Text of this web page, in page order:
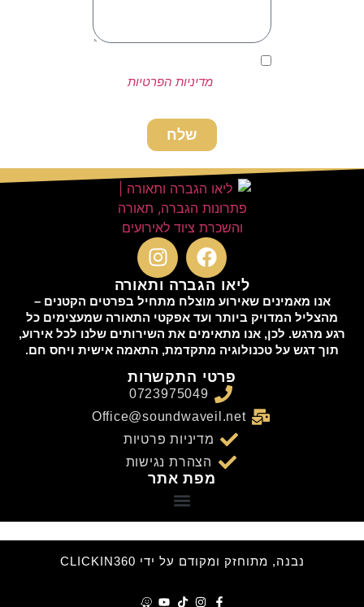
מסכים/ה למדיניות הפרטיות
שלח
ליאו הגברה ותאורה
אנו מאמינים שאירוע מוצלח מתחיל בפרטים הקטנים –
מהצליל המדויק ביותר ועד אפקטי התאורה שמעצימים כל
רגע מרגש. לכן, אנו מתאימים את השירותים שלנו לכל אירוע,
תוך דגש על טכנולוגיה מתקדמת, התאמה אישית ויחס חם.
פרטי התקשרות
0723975049
Office@soundwaveil.net
מדיניות פרטיות
הצהרת נגישות
מפת אתר
נבנה, מתוחזק ומקודם על ידי CLICKIN360